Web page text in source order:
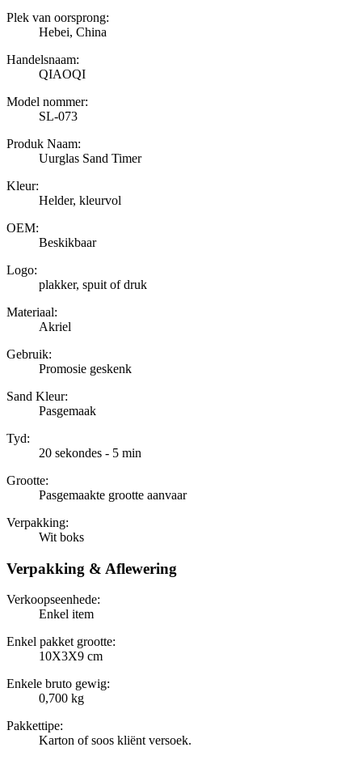
Plek van oorsprong:
Hebei, China
Handelsnaam:
QIAOQI
Model nommer:
SL-073
Produk Naam:
Uurglas Sand Timer
Kleur:
Helder, kleurvol
OEM:
Beskikbaar
Logo:
plakker, spuit of druk
Materiaal:
Akriel
Gebruik:
Promosie geskenk
Sand Kleur:
Pasgemaak
Tyd:
20 sekondes - 5 min
Grootte:
Pasgemaakte grootte aanvaar
Verpakking:
Wit boks
Verpakking & Aflewering
Verkoopseenhede:
Enkel item
Enkel pakket grootte:
10X3X9 cm
Enkele bruto gewig:
0,700 kg
Pakkettipe:
Karton of soos kliënt versoek.